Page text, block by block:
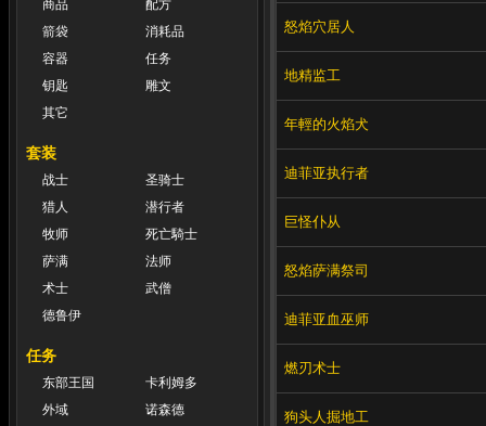
商品
配方
箭袋
消耗品
容器
任务
钥匙
雕文
其它
套装
战士
圣骑士
猎人
潜行者
牧师
死亡騎士
萨满
法师
术士
武僧
德鲁伊
任务
东部王国
卡利姆多
外域
诺森德
怒焰穴居人
地精监工
年輕的火焰犬
迪菲亚执行者
巨怪仆从
怒焰萨满祭司
迪菲亚血巫师
燃刃术士
狗头人掘地工